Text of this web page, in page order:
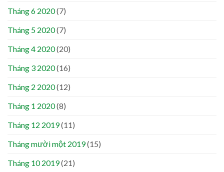
Tháng 6 2020(7)
Tháng 5 2020(7)
Tháng 4 2020(20)
Tháng 3 2020(16)
Tháng 2 2020(12)
Tháng 1 2020(8)
Tháng 12 2019(11)
Tháng mười một 2019(15)
Tháng 10 2019(21)